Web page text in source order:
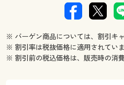
※ バーゲン商品については、割引キ
※ 割引率は税抜価格に適用されていま
※ 割引前の税込価格は、販売時の消